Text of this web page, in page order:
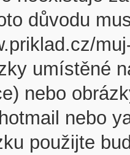
důvodu
umístěné
nebo
nebo
použijte